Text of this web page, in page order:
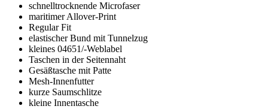
schnelltrocknende Microfaser
maritimer Allover-Print
Regular Fit
elastischer Bund mit Tunnelzug
kleines 04651/-Weblabel
Taschen in der Seitennaht
Gesäßtasche mit Patte
Mesh-Innenfutter
kurze Saumschlitze
kleine Innentasche